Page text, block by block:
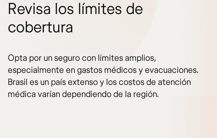
Revisa los límites de
cobertura
Opta por un seguro con límites amplios,
especialmente en gastos médicos y evacuaciones.
Brasil es un país extenso y los costos de atención
médica varían dependiendo de la región.